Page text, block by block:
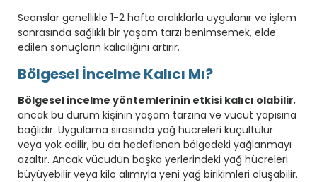
Seanslar genellikle 1-2 hafta aralıklarla uygulanır ve işlem
sonrasında sağlıklı bir yaşam tarzı benimsemek, elde
edilen sonuçların kalıcılığını artırır.
Bölgesel İncelme Kalıcı Mı?
Bölgesel incelme yöntemlerinin etkisi kalıcı olabilir,
ancak bu durum kişinin yaşam tarzına ve vücut yapısına
bağlıdır. Uygulama sırasında yağ hücreleri küçültülür
veya yok edilir, bu da hedeflenen bölgedeki yağlanmayı
azaltır. Ancak vücudun başka yerlerindeki yağ hücreleri
büyüyebilir veya kilo alımıyla yeni yağ birikimleri oluşabilir.